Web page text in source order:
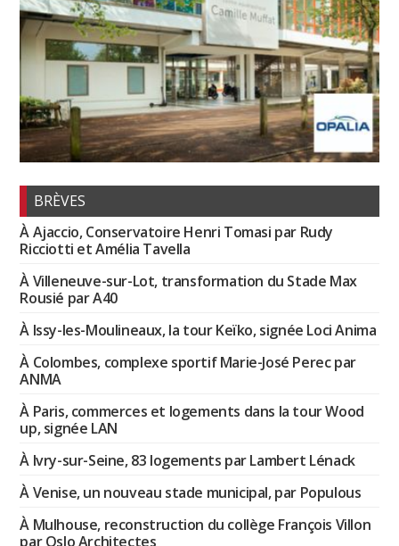
BRÈVES
À Ajaccio, Conservatoire Henri Tomasi par Rudy
Ricciotti et Amélia Tavella
À Villeneuve-sur-Lot, transformation du Stade Max
Rousié par A40
À Issy-les-Moulineaux, la tour Keïko, signée Loci Anima
À Colombes, complexe sportif Marie-José Perec par
ANMA
À Paris, commerces et logements dans la tour Wood
up, signée LAN
À Ivry-sur-Seine, 83 logements par Lambert Lénack
À Venise, un nouveau stade municipal, par Populous
À Mulhouse, reconstruction du collège François Villon
par Oslo Architectes